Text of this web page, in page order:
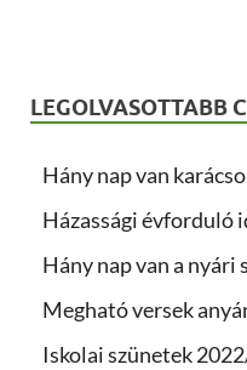
LEGOLVASOTTABB
Hány nap van
Házassági évforduló
Hány nap van a nyári
Megható versek
Iskolai szünetek